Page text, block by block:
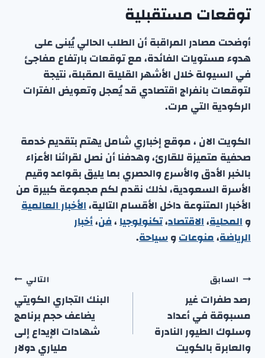
توقعات مستقبلية
أوضحت مصادر المراقبة أن الطلب الحالي يُبنى على
هدوء مستويات الفائدة، مع توقعات بارتفاع مفاجئ
في السيولة خلال الأشهر القليلة المقبلة، نتيجة
لتوقعات بانفراج اقتصادي قد يُعجل وتعويض الفترات
الركودية التي مرت.
الكويت الان ، موقع إخباري شامل يهتم بتقديم خدمة
صحفية متميزة للقارئ، وهدفنا أن نصل لقرائنا الأعزاء
بالخبر الأدق والأسرع والحصري بما يليق بقواعد وقيم
الأسرة السعودية، لذلك نقدم لكم مجموعة كبيرة من
الأخبار المتنوعة داخل الأقسام التالية،الأخبار العالمية
والمحلية،الاقتصاد،تكنولوجيا،فن،أخبار
الرياضة،منوعاتوسياحة.
تصفّح
المقالات
السابق
رصد طفرات غير
مسبوقة في أعداد
وسلوك الطيور النادرة
والعابرة بالكويت
التالي
البنك التجاري الكويتي
يضاعف حجم برنامج
شهادات الإيداع إلى
ملياري دولار